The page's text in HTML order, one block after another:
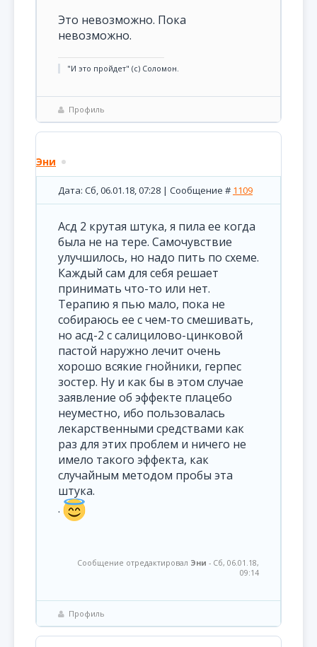
Это невозможно. Пока
невозможно.
"И это пройдет" (с) Соломон.
Профиль
Эни
Дата: Сб, 06.01.18, 07:28 | Сообщение # 1109
Асд 2 крутая штука, я пила ее когда
была не на тере. Самочувствие
улучшилось, но надо пить по схеме.
Каждый сам для себя решает
принимать что-то или нет.
Терапию я пью мало, пока не
собираюсь ее с чем-то смешивать,
но асд-2 с салицилово-цинковой
пастой наружно лечит очень
хорошо всякие гнойники, герпес
зостер. Ну и как бы в этом случае
заявление об эффекте плацебо
неуместно, ибо пользовалась
лекарственными средствами как
раз для этих проблем и ничего не
имело такого эффекта, как
случайным методом пробы эта
штука.
.
Сообщение отредактировал Эни - Сб, 06.01.18,
09:14
Профиль